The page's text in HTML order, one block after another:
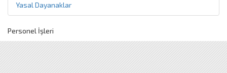
Yasal Dayanaklar
Personel İşleri